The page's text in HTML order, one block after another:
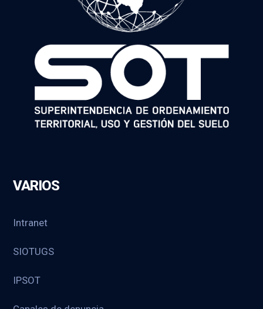
VARIOS
Intranet
SIOTUGS
IPSOT